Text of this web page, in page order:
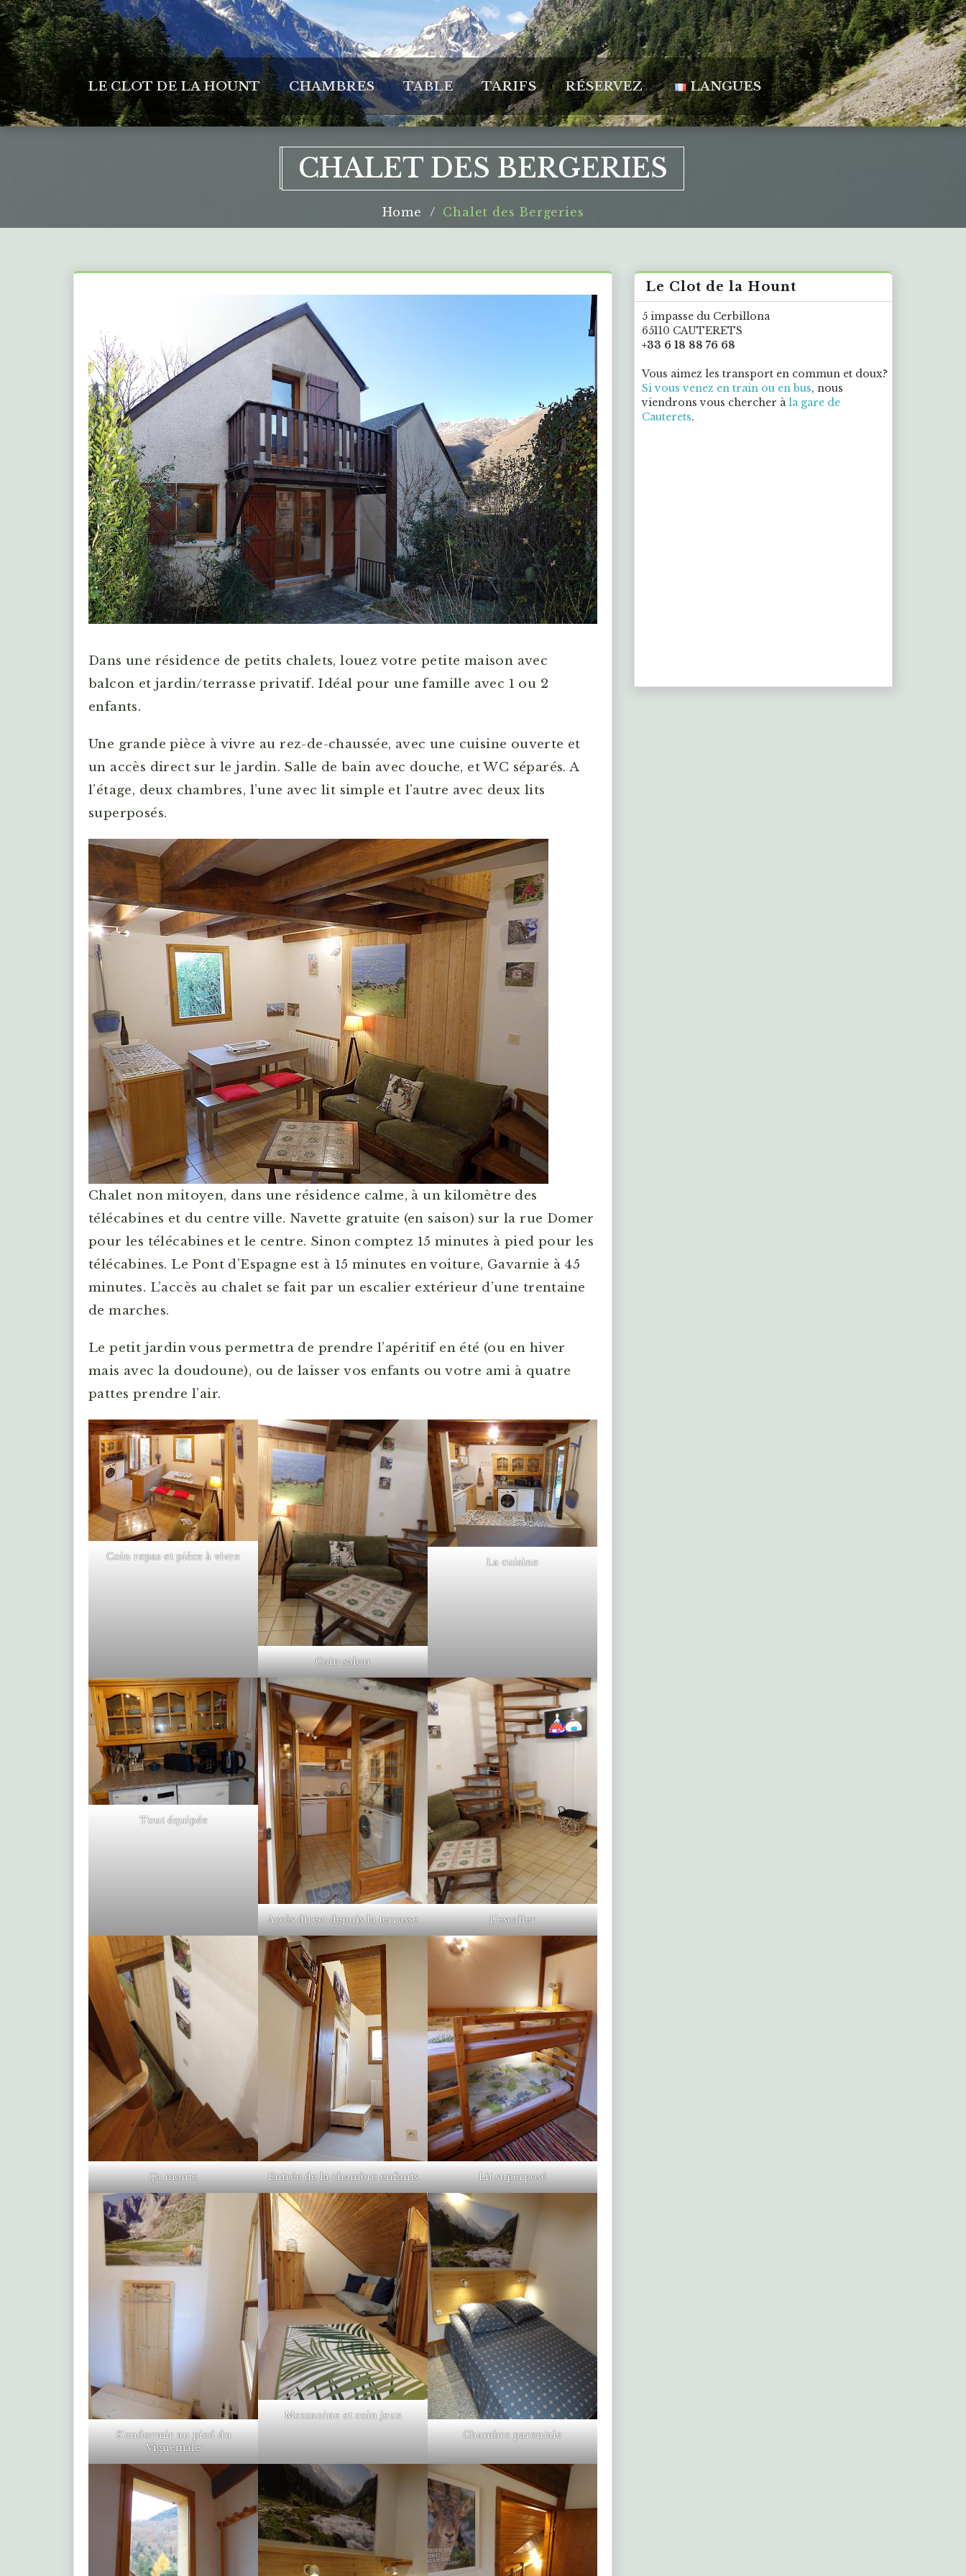
LE CLOT DE LA HOUNT CHAMBRES TABLE TARIFS RÉSERVEZ LANGUES
CHALET DES BERGERIES
Home Chalet des Bergeries
Dans une résidence de petits chalets, louez votre petite maison avec
balcon et jardin/terrasse privatif. Idéal pour une famille avec 1 ou 2
enfants.
Une grande pièce à vivre au rez-de-chaussée, avec une cuisine ouverte et
un accès direct sur le jardin. Salle de bain avec douche, et WC séparés. A
l’étage, deux chambres, l’une avec lit simple et l’autre avec deux lits
superposés.
Chalet non mitoyen, dans une résidence calme, à un kilomètre des
télécabines et du centre ville. Navette gratuite (en saison) sur la rue Domer
pour les télécabines et le centre. Sinon comptez 15 minutes à pied pour les
télécabines. Le Pont d’Espagne est à 15 minutes en voiture, Gavarnie à 45
minutes. L’accès au chalet se fait par un escalier extérieur d’une trentaine
de marches.
Le petit jardin vous permettra de prendre l’apéritif en été (ou en hiver
mais avec la doudoune), ou de laisser vos enfants ou votre ami à quatre
pattes prendre l’air.
Coin repas et pièce à vivre
Coin salon
La cuisine
Tout équipée
Accès direct depuis la terrasse L’escalier
Ça monte Entrée de la chambre enfants Lit superposé
S’endormir au pied du
Vignemale
Mezzanine et coin jeux
Chambre parentale
Le Clot de la Hount
5 impasse du Cerbillona
65110 CAUTERETS
+33 6 18 88 76 68
Vous aimez les transport en commun et doux?
Si vous venez en train ou en bus, nous
viendrons vous chercher àla gare de
Cauterets.